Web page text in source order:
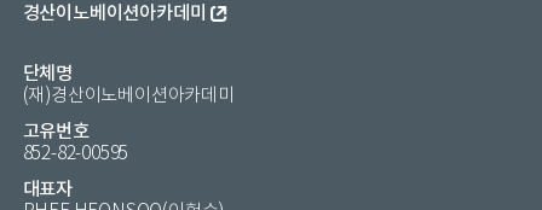
단체명
(재)경산이노베이션아카데미
고유번호
852-82-00595
대표자
경산이노베이션아카데미